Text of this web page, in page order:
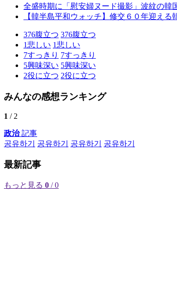
全盛時期に「慰安婦ヌード撮影」波紋の韓
【韓半島平和ウォッチ】修交６０年迎え
376腹立つ 376腹立つ
1悲しい 1悲しい
7すっきり 7すっきり
5興味深い 5興味深い
2役に立つ 2役に立つ
みんなの感想ランキング
1 / 2
政治記事
공유하기
공유하기 공유하기 공유하기
最新記事
もっと見る 0 / 0